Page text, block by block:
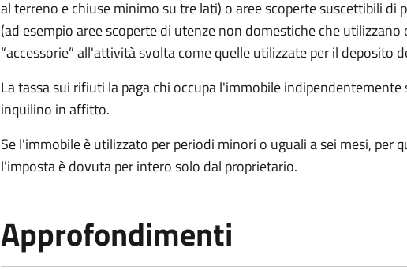
al terreno e chiuse minimo su tre lati) o aree scoperte suscettibili di
(ad esempio aree scoperte di utenze non domestiche che utilizzano
“accessorie” all'attività svolta come quelle utilizzate per il deposito
La tassa sui rifiuti la paga chi occupa l'immobile indipendentemente
inquilino in affitto.
Se l'immobile è utilizzato per periodi minori o uguali a sei mesi, per
l'imposta è dovuta per intero solo dal proprietario.
Approfondimenti